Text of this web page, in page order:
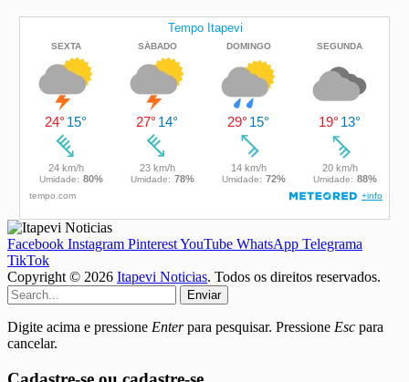
Facebook Instagram PinterestYouTube WhatsApp Telegrama
TikTok
Copyright © 2026 Itapevi Noticias. Todos os direitos reservados.
Enviar
Digite acima e pressione Enterpara pesquisar. Pressione Esc para
cancelar.